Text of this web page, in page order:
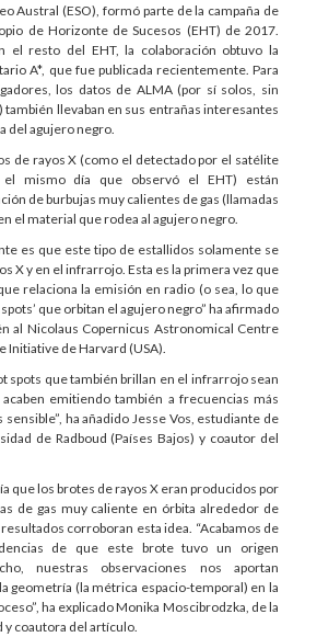
Austral (ESO), formó parte de la campaña de
de Horizonte de Sucesos (EHT) de 2017.
el resto del EHT, la colaboración obtuvo la
A*, que fue publicada recientemente. Para
los datos de ALMA (por sí solos, sin
también llevaban en sus entrañas interesantes
del agujero negro.
de rayos X (como el detectado por el satélite
el mismo día que observó el EHT) están
de burbujas muy calientes de gas (llamadas
el material que rodea al agujero negro.
es que este tipo de estallidos solamente se
X y en el infrarrojo. Esta es la primera vez que
relaciona la emisión en radio (o sea, lo que
que orbitan el agujero negro” ha afirmado
al Nicolaus Copernicus Astronomical Centre
Initiative de Harvard (USA).
spots que también brillan en el infrarrojo sean
emitiendo también a frecuencias más
sensible”, ha añadido Jesse Vos, estudiante de
de Radboud (Países Bajos) y coautor del
que los brotes de rayos X eran producidos por
de gas muy caliente en órbita alrededor de
corroboran esta idea. “Acabamos de
de que este brote tuvo un origen
nuestras observaciones nos aportan
geometría (la métrica espacio-temporal) en la
ha explicado Monika Moscibrodzka, de la
coautora del artículo.